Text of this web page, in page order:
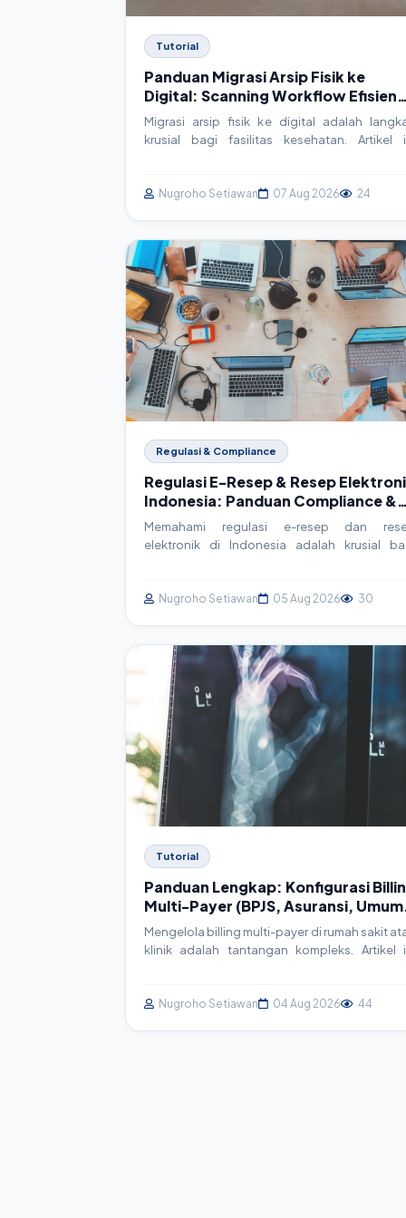
Tutorial
Panduan Migrasi Arsip Fisik ke
Digital: Scanning Workflow Efisien
untuk Faskes
Migrasi arsip fisik ke digital adalah
krusial bagi fasilitas kesehatan. Artikel
efisien, mulai dari persiapan hingga
Nugroho Setiawan 07 Aug 2026 24
Regulasi & Compliance
Regulasi E-Resep & Resep
Indonesia: Panduan Compliance &
Implementasi Teknis
Memahami regulasi e-resep dan
elektronik di Indonesia adalah krusial
strategi compliance praktis untuk
Nugroho Setiawan 05 Aug 2026 30
Tutorial
Panduan Lengkap: Konfigurasi
Multi-Payer (BPJS, Asuransi,
di SIMRS
Mengelola billing multi-payer di rumah sakit
klinik adalah tantangan kompleks. Artikel
untuk sistem billing yang efisien,
Nugroho Setiawan 04 Aug 2026 44